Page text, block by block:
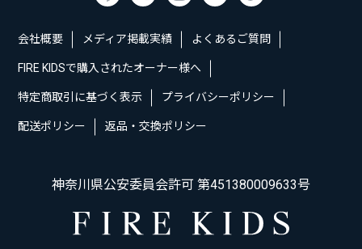
会社概要 メディア掲載実績 よくあるご質問
FIRE KIDSで購入されたオーナー様へ
特定商取引に基づく表示 プライバシーポリシー
配送ポリシー 返品・交換ポリシー
神奈川県公安委員会許可 第451380009633号